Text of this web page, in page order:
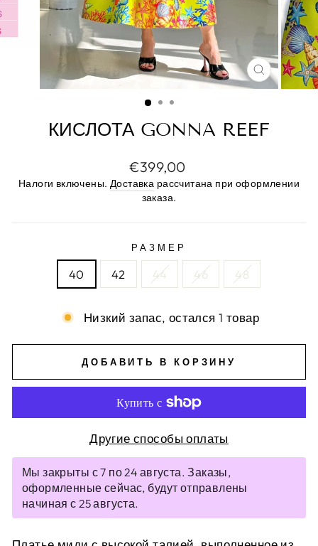
(ESC)
КИСЛОТА GONNA REEF
Цена
по
прейскуранту
€399,00
Налоги включены. Доставка рассчитана при оформлении
заказа.
РАЗМЕР
40 42 44 46 48
Низкий запас, остался 1 товар
ДОБАВИТЬ В КОРЗИНУ
Другие способы оплаты
Мы закрыты с 7 по 24 августа. Заказы,
оформленные сейчас, будут отправлены
начиная с 25 августа.